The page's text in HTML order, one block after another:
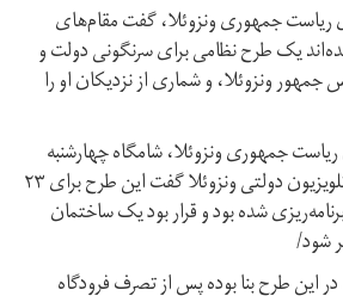
جمهوری ونزوئلا، گفت مقام‌های
یک طرح نظامی برای سرنگونی دولت و
ونزوئلا، و شماری از نزدیکان او را
جمهوری ونزوئلا، شامگاه چهارشنبه
پنجم تیرماه، با حضور در تلویزیون دولتی ونزوئلا گفت این طرح برای ۲۳
شده بود و قرار بود یک ساختمان
شود/
این طرح بنا بوده پس از تصرف فرودگاه